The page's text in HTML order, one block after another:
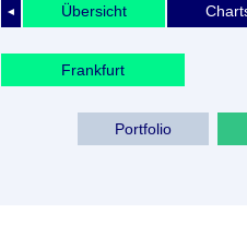
◄ Übersicht
Frankfurt
Portfolio